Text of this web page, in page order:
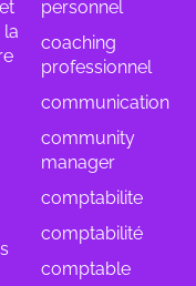
personnel
coaching
professionnel
communication
community
manager
comptabilite
comptabilité
comptable